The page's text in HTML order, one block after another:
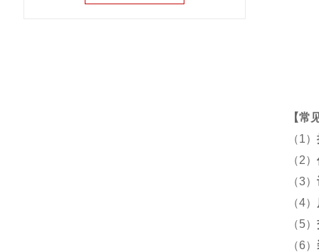
【常
（1）
（2）
（3）
（4）
（5）
（6）